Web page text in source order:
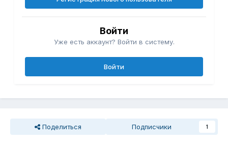
Войти
Уже есть аккаунт? Войти в систему.
Войти
Поделиться Подписчики 1